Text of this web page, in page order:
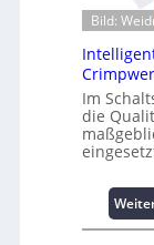
Bild:
Im
die